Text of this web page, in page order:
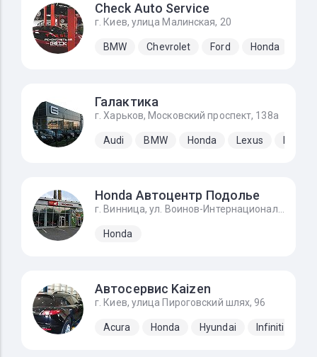
Check Auto Service
г. Киев, улица Малинская, 20
BMW Chevrolet Ford Honda
Галактика
г. Харьков, Московский проспект, 138а
Audi BMW Honda Lexus
Honda Автоцентр Подолье
Honda
Автосервис Kaizen
г. Киев, улица Пироговский шлях, 96
Acura Honda Hyundai Infiniti